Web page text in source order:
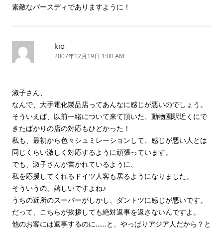
素敵なバースディでありますように！
kio
2007年12月19日 1:00 AM
淑子さん、
なんで、大手電化製品店ってあんなに感じが悪いのでしょう。
そういえば、以前一緒について来て頂いた、動物園駅近くにで
きたばかりの店の対応もひどかった！
私も、最初から色々シュミレーションして、感じが悪い人とは
同じくらい激しく対応するように頑張っています。
でも、淑子さんが書かれているように、
私を応援してくれるドイツ人客も居るようになりました。
そういうの、嬉しいですよね♪
うちの近所のスーパーがしかし、ダントツに感じが悪いです。
だって、こちらが挨拶しても絶対返事を返さないんですよ。
他のお客には返事するのに……と、やっぱりアジア人だから？と